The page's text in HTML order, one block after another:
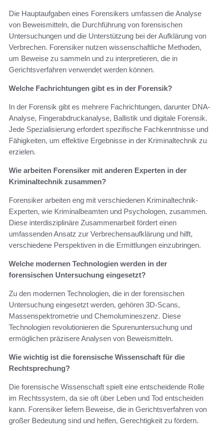
Die Hauptaufgaben eines Forensikers umfassen die Analyse
von Beweismitteln, die Durchführung von forensischen
Untersuchungen und die Unterstützung bei der Aufklärung von
Verbrechen. Forensiker nutzen wissenschaftliche Methoden,
um Beweise zu sammeln und zu interpretieren, die in
Gerichtsverfahren verwendet werden können.
Welche Fachrichtungen gibt es in der Forensik?
In der Forensik gibt es mehrere Fachrichtungen, darunter DNA-
Analyse, Fingerabdruckanalyse, Ballistik und digitale Forensik.
Jede Spezialisierung erfordert spezifische Fachkenntnisse und
Fähigkeiten, um effektive Ergebnisse in der Kriminaltechnik zu
erzielen.
Wie arbeiten Forensiker mit anderen Experten in der
Kriminaltechnik zusammen?
Forensiker arbeiten eng mit verschiedenen Kriminaltechnik-
Experten, wie Kriminalbeamten und Psychologen, zusammen.
Diese interdisziplinäre Zusammenarbeit fördert einen
umfassenden Ansatz zur Verbrechensaufklärung und hilft,
verschiedene Perspektiven in die Ermittlungen einzubringen.
Welche modernen Technologien werden in der
forensischen Untersuchung eingesetzt?
Zu den modernen Technologien, die in der forensischen
Untersuchung eingesetzt werden, gehören 3D-Scans,
Massenspektrometrie und Chemolumineszenz. Diese
Technologien revolutionieren die Spurenuntersuchung und
ermöglichen präzisere Analysen von Beweismitteln.
Wie wichtig ist die forensische Wissenschaft für die
Rechtsprechung?
Die forensische Wissenschaft spielt eine entscheidende Rolle
im Rechtssystem, da sie oft über Leben und Tod entscheiden
kann. Forensiker liefern Beweise, die in Gerichtsverfahren von
großer Bedeutung sind und helfen, Gerechtigkeit zu fördern.